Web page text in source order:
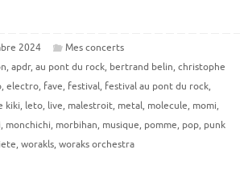
2024
Mes concerts
, apdr, au pont du rock, bertrand belin, christophe
, electro, fave, festival, festival au pont du rock,
kiki, leto, live, malestroit, metal, molecule, momi,
, monchichi, morbihan, musique, pomme, pop, punk
, worakls, woraks orchestra